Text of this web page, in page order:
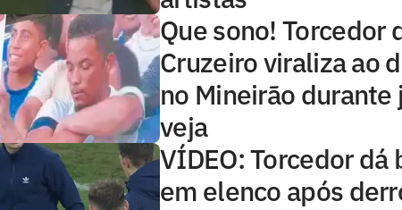
Que sono! Torcedor
Cruzeiro viraliza ao
no Mineirão durante
veja
VÍDEO: Torcedor dá
em elenco após